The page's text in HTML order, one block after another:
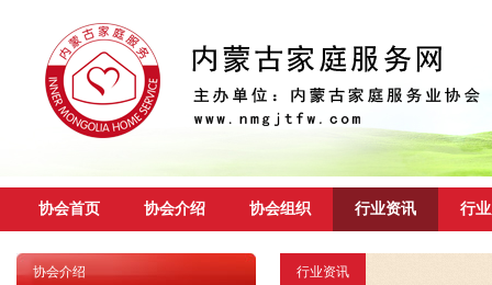
协会首页 协会介绍 协会组织 行业资讯 行
协会介绍 行业资讯